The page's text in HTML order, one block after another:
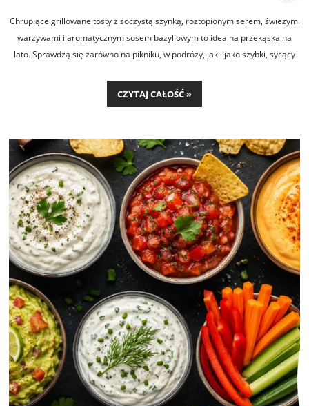
Chrupiące grillowane tosty z soczystą szynką, roztopionym serem, świeżymi
warzywami i aromatycznym sosem bazyliowym to idealna przekąska na
lato. Sprawdzą się zarówno na pikniku, w podróży, jak i jako szybki, sycący
CZYTAJ CAŁOŚĆ »